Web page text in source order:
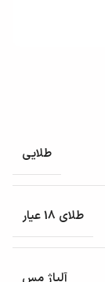
طلایی
طلای 18 عیار